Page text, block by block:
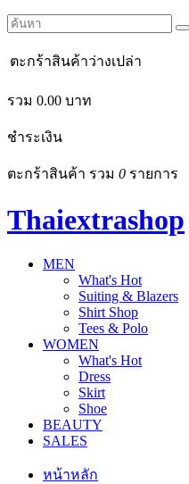
ตะกร้าสินค้าว่างเปล่า
รวม 0.00 บาท
ชำระเงิน
ตะกร้าสินค้า รวม 0 รายการ
Thaiextrashop
MEN
What's Hot
Suiting & Blazers
Shirt Shop
Tees & Polo
WOMEN
What's Hot
Dress
Skirt
Shoe
BEAUTY
SALES
หน้าหลัก